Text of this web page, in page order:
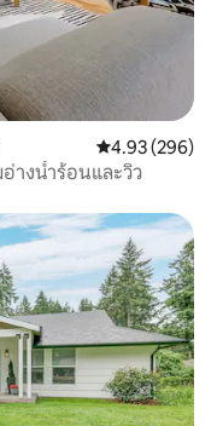
คะแนนเฉลี่ย
4.93 (296)
างน้ำร้อนและวิว